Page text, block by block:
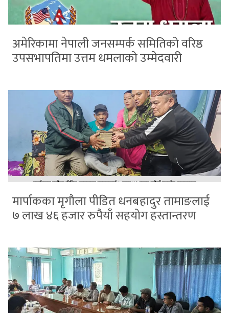
अमेरिकामा नेपाली जनसम्पर्क समितिको वरिष्ठ
उपसभापतिमा उत्तम धमलाको उम्मेदवारी
मार्पाकका मृगौला पीडित धनबहादुर तामाङलाई
७ लाख ४६ हजार रुपैयाँ सहयोग हस्तान्तरण